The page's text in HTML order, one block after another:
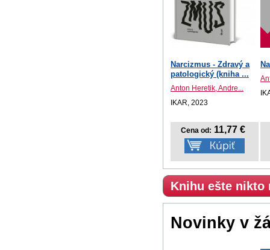
Narcizmus - Zdravý a
patologický (kniha ...
Anton Heretik, Andre...
IKAR, 2023
Cena od: 11,77 €
Knihu ešte nikto
Novinky v